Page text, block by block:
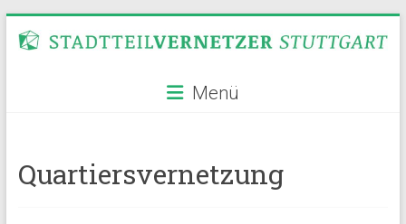
Inhalt
Stadtteilvernetzer
Menü
Quartiersvernetzung